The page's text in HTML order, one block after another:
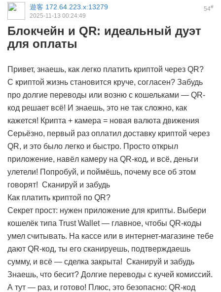
54#
遊客 172.64.223.x:13279
2025-11-13 00:24:49
Блокчейн и QR: идеальный дуэт
для оплаты
Привет, знаешь, как легко платить криптой через QR?
С криптой жизнь становится круче, согласен? Забудь
про долгие переводы или возню с кошельками — QR-
код решает всё! И знаешь, это не так сложно, как
кажется! Крипта + камера = новая валюта движения
Серьёзно, первый раз оплатил доставку криптой через
QR, и это было легко и быстро. Просто открыл
приложение, навёл камеру на QR-код, и всё, деньги
улетели! Попробуй, и поймёшь, почему все об этом
говорят! Сканируй и забудь
Как платить криптой по QR?
Секрет прост: нужен приложение для крипты. Выбери
кошелёк типа Trust Wallet — главное, чтобы QR-коды
умел считывать. На кассе или в интернет-магазине тебе
дают QR-код, ты его сканируешь, подтверждаешь
сумму, и всё — сделка закрыта! Сканируй и забудь
Знаешь, что бесит? Долгие переводы с кучей комиссий.
А тут — раз, и готово! Плюс, это безопасно: QR-код